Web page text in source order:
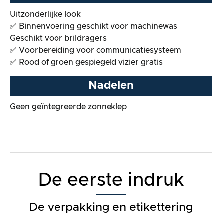
Uitzonderlijke look
✅ Binnenvoering geschikt voor machinewas
Geschikt voor brildragers
✅ Voorbereiding voor communicatiesysteem
✅ Rood of groen gespiegeld vizier gratis
Nadelen
Geen geïntegreerde zonneklep
De eerste indruk
De verpakking en etikettering